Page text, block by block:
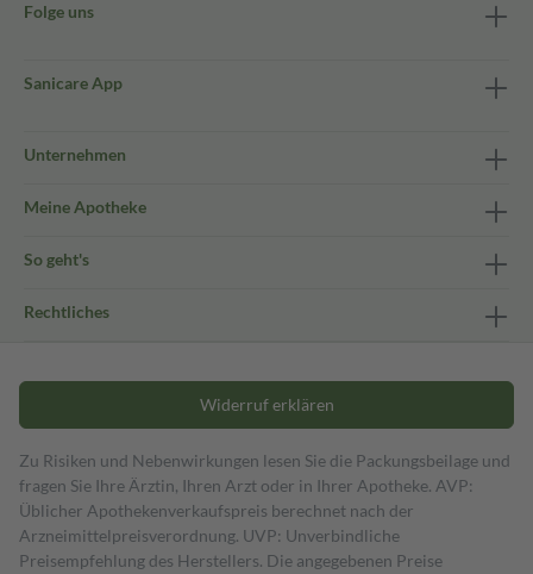
Folge uns
Sanicare App
Unternehmen
Meine Apotheke
So geht's
Rechtliches
Widerruf erklären
Zu Risiken und Nebenwirkungen lesen Sie die Packungsbeilage und
fragen Sie Ihre Ärztin, Ihren Arzt oder in Ihrer Apotheke. AVP:
Üblicher Apothekenverkaufspreis berechnet nach der
Arzneimittelpreisverordnung. UVP: Unverbindliche
Preisempfehlung des Herstellers. Die angegebenen Preise